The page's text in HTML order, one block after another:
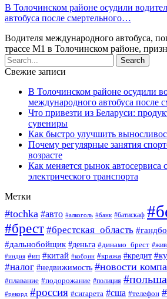
В Толочинском районе осудили
автобуса после смертельного…
Водителя международного автобуса,
трассе М1 в Толочинском районе,
Свежие записи
В Толочинском районе осудили
международного автобуса после
Что привезти из Беларуси:
сувениры
Как быстро улучшить
Почему регулярные занятия
возрасте
Как меняется рынок автосервиса
электрического транспорта
Метки
#tochka #авто #алкоголь #банк #батискаф
#брест #брестская_область
#дальнобойщик #деньга #динамо_брест
#индия #ип #китай #кобрин #кража #кредит
#налог #недвижимость #новости
#плавание #подорожание #полиция #польша
#рекорд #россия #сигарета #сша #телефон